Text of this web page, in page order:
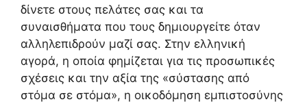
δίνετε στους πελάτες σας και τα
συναισθήματα που τους δημιουργείτε όταν
αλληλεπιδρούν μαζί σας. Στην ελληνική
αγορά, η οποία φημίζεται για τις προσωπικές
σχέσεις και την αξία της «σύστασης από
στόμα σε στόμα», η οικοδόμηση εμπιστοσύνης